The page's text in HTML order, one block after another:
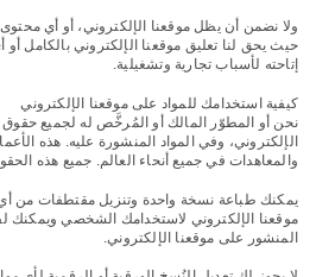
ولا نضمن أن يظل موقعنا الإلكتروني، أو أي محتوى
حيث يحق لنا تعليق موقعنا الإلكتروني بالكامل أو
إتاحته لأسباب تجارية وتشغيلية.
كيفية استخدامك للمواد على موقعنا الإلكتروني
نحن أو المطوّر المالك أو المُرخَّص له لجميع حقوق
الإلكتروني، وفي المواد المنشورة عليه. هذه
والمعاهدات في جميع أنحاء العالم. جميع هذه
يمكنك طباعة نسخة واحدة وتنزيل مقتطفات
موقعنا الإلكتروني لاستخدامك الشخصي ويمكنك
المنشور على موقعنا الإلكتروني.